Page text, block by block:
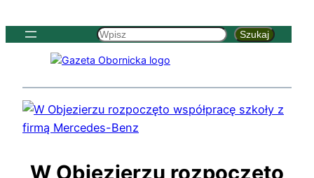
Szukaj
Szukaj
W Objezierzu rozpoczęto